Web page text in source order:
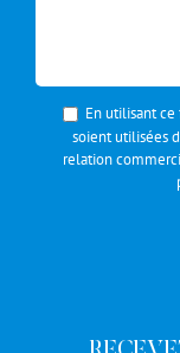
En utilisant ce
soient utilisées
relation